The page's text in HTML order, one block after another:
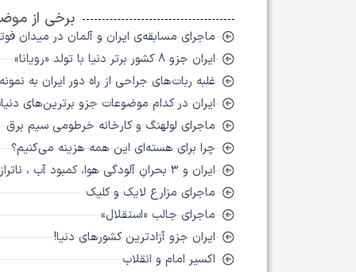
برخی از
ماجرای مسابقه‌ی ایران و آلمان در میدان
ایران جزو 8 کشور برتر دنیا با تولد «رویانا»
غلبه ربات‌های جراحی از راه دور ایران به
ایران در کدام موضوعات جزو برترین‌های
ماجرای لولهنگ و کارخانه خرطومی سیم برق
چرا برای هسته‌ای این همه هزینه می‌کنیم؟
ایران و 3 بحرانِ آلودگی هوا، کمبود آب ، ناترازی برق
ماجرای مزارع لایک و کلیک
ماجرای جالب «استقلال»
ایران جزو آزادترین کشورهای دنیا!
اکسیر امام و انقلاب